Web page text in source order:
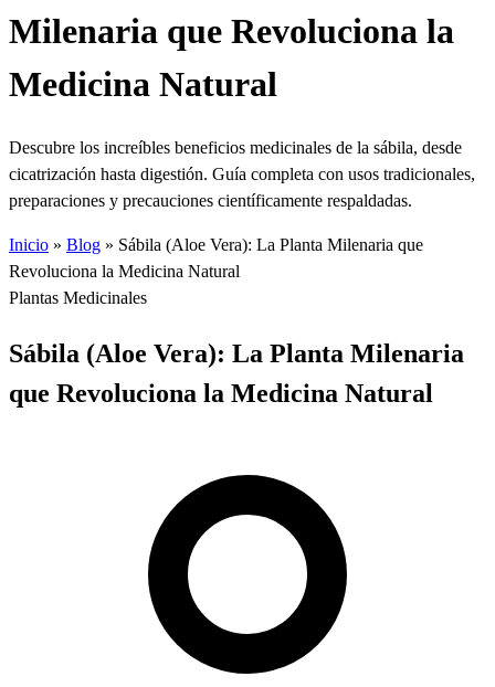
Milenaria que Revoluciona la
Medicina Natural
Descubre los increíbles beneficios medicinales de la sábila, desde
cicatrización hasta digestión. Guía completa con usos tradicionales,
preparaciones y precauciones científicamente respaldadas.
Inicio » Blog » Sábila (Aloe Vera): La Planta Milenaria que
Revoluciona la Medicina Natural
Plantas Medicinales
Sábila (Aloe Vera): La Planta Milenaria
que Revoluciona la Medicina Natural